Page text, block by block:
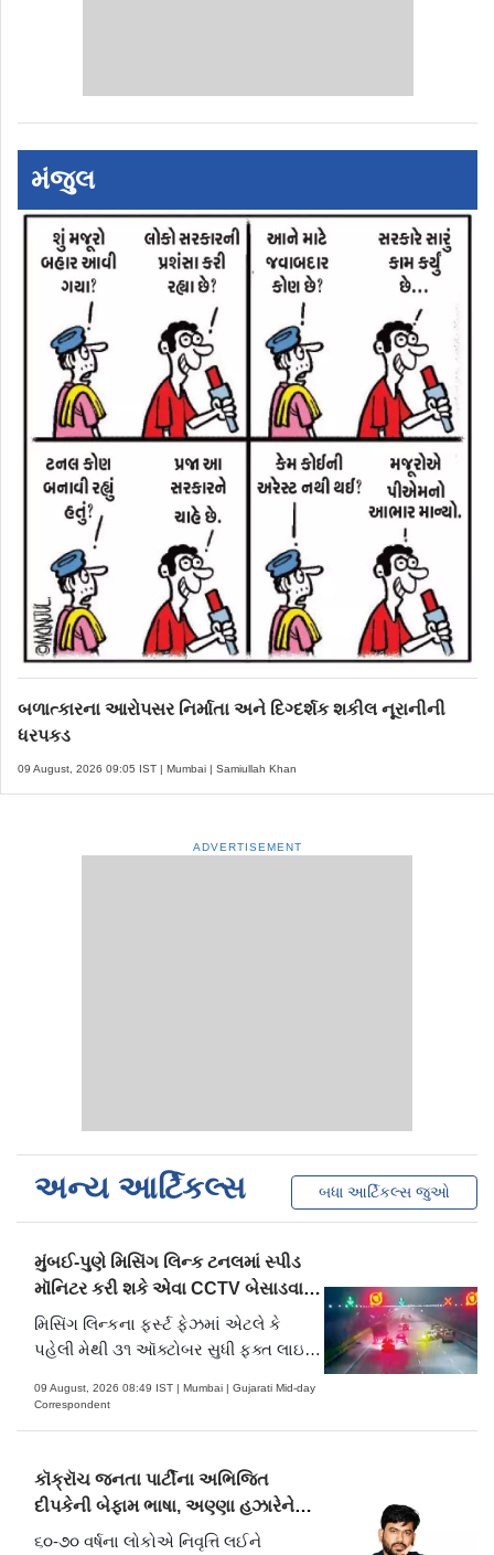
મંજુલ
બળાત્કારના આરોપસર નિર્માતા અને દિગ્દર્શક શકીલ નૂરાનીની
ધરપકડ
09 August, 2026 09:05 IST | Mumbai | Samiullah Khan
ADVERTISEMENT
અન્ય આર્ટિકલ્સ બધા આર્ટિકલ્સ જુઓ
મુંબઈ-પુણે મિસિંગ લિન્ક ટનલમાં સ્પીડ
મૉનિટર કરી શકે એવા CCTV બેસાડવામાં
આવશે
મિસિંગ લિન્કના ફર્સ્ટ ફેઝમાં એટલે કે
પહેલી મેથી ૩૧ ઑક્ટોબર સુધી ફક્ત લાઇટ
પરવાનગી આપી છે
09 August, 2026 08:49 IST | Mumbai | Gujarati Mid-day
Correspondent
કૉક્રૉચ જનતા પાર્ટીના અભિજિત
દીપકેની બેફામ ભાષા, અણ્ણા હઝારેને
બુઢ્ઢા ગણાવ્યા
૬૦-૭૦ વર્ષના લોકોએ નિવૃત્તિ લઈને